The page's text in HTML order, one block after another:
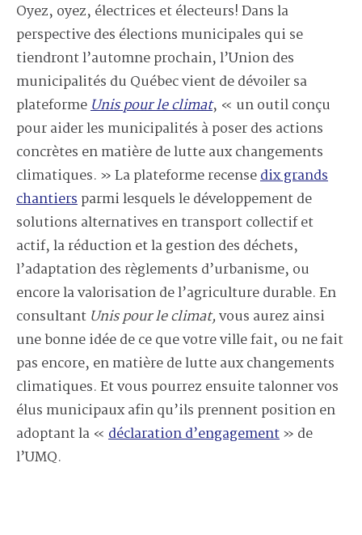
Oyez, oyez, électrices et électeurs! Dans la
perspective des élections municipales qui se
tiendront l’automne prochain, l’Union des
municipalités du Québec vient de dévoiler sa
plateformeUnis pour le climat, « un outil conçu
pour aider les municipalités à poser des actions
concrètes en matière de lutte aux changements
climatiques. » La plateforme recensedix grands
chantiersparmi lesquels le développement de
solutions alternatives en transport collectif et
actif, la réduction et la gestion des déchets,
l’adaptation des règlements d’urbanisme, ou
encore la valorisation de l’agriculture durable. En
consultant Unis pour le climat,vous aurez ainsi
une bonne idée de ce que votre ville fait, ou ne fait
pas encore, en matière de lutte aux changements
climatiques. Et vous pourrez ensuite talonner vos
élus municipaux afin qu’ils prennent position en
adoptant la « déclaration d’engagement» de
l’UMQ.